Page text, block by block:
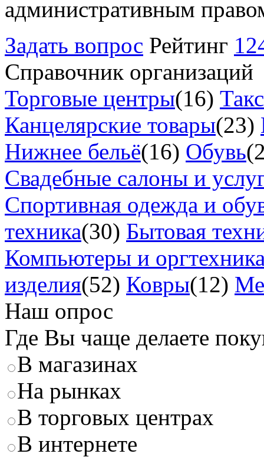
административным
Задать вопрос Рейтинг
Справочник организаций
Торговые центры(16)
Канцелярские товары(23)
Нижнее бельё(16) Обувь
Свадебные салоны и
Спортивная одежда и
техника(30) Бытовая
Компьютеры и
изделия(52) Ковры(12)
Наш опрос
Где Вы чаще делаете
В магазинах
На рынках
В торговых центрах
В интернете